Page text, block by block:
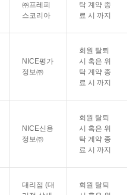
㈜프레피
스코리아
탁 계약 종
료 시 까지
NICE평가
정보㈜
회원 탈퇴
시 혹은 위
탁 계약 종
료 시 까지
NICE신용
정보㈜
회원 탈퇴
시 혹은 위
탁 계약 종
료 시 까지
대리점 (대
회원 탈퇴